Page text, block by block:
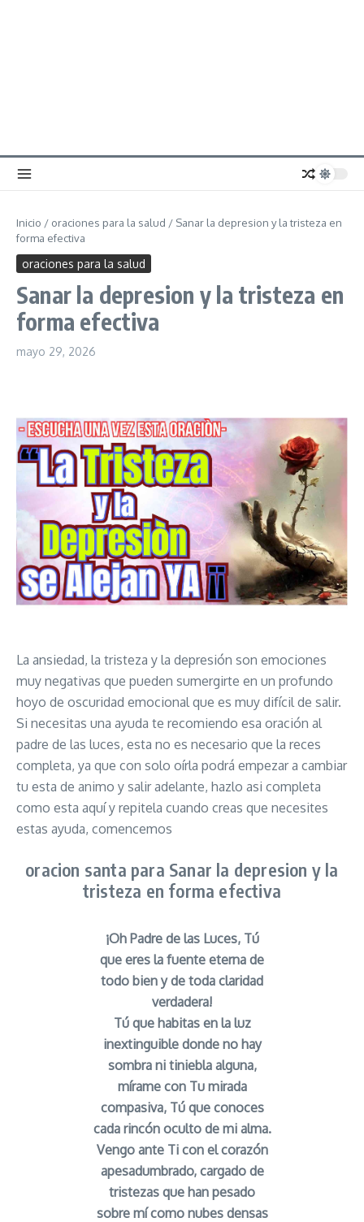
Inicio / oraciones para la salud / Sanar la depresion y la tristeza en
forma efectiva
oraciones para la salud
Sanar la depresion y la tristeza en
forma efectiva
mayo 29, 2026
La ansiedad, la tristeza y la depresión son emociones
muy negativas que pueden sumergirte en un profundo
hoyo de oscuridad emocional que es muy difícil de salir.
Si necesitas una ayuda te recomiendo esa oración al
padre de las luces, esta no es necesario que la reces
completa, ya que con solo oírla podrá empezar a cambiar
tu esta de animo y salir adelante, hazlo asi completa
como esta aquí y repitela cuando creas que necesites
estas ayuda, comencemos
oracion santa para Sanar la depresion y la
tristeza en forma efectiva
¡Oh Padre de las Luces, Tú
que eres la fuente eterna de
todo bien y de toda claridad
verdadera!
Tú que habitas en la luz
inextinguible donde no hay
sombra ni tiniebla alguna,
mírame con Tu mirada
compasiva, Tú que conoces
cada rincón oculto de mi alma.
Vengo ante Ti con el corazón
apesadumbrado, cargado de
tristezas que han pesado
sobre mí como nubes densas